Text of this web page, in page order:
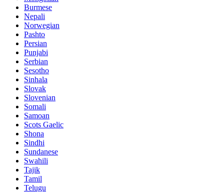
Burmese
Nepali
Norwegian
Pashto
Persian
Punjabi
Serbian
Sesotho
Sinhala
Slovak
Slovenian
Somali
Samoan
Scots Gaelic
Shona
Sindhi
Sundanese
Swahili
Tajik
Tamil
Telugu